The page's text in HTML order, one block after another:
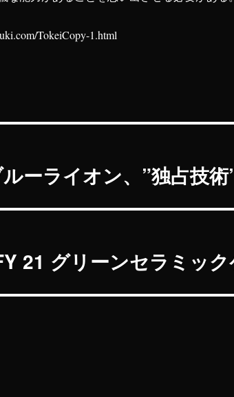
TokeiCopy-1.html
ーライオン、”独占技術
21 グリーンセラミック